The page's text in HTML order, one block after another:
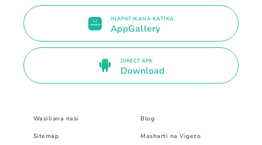
INAPATIKANA KATIKA
AppGallery
DIRECT APK
Download
Wasiliana nasi Blog
Sitemap Masharti na Vigezo